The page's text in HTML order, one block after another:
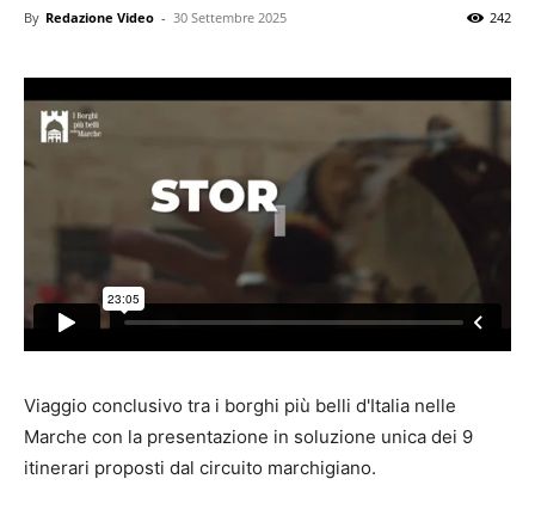
By Redazione Video - 30 Settembre 2025 242
Viaggio conclusivo tra i borghi più belli d'Italia nelle
Marche con la presentazione in soluzione unica dei 9
itinerari proposti dal circuito marchigiano.